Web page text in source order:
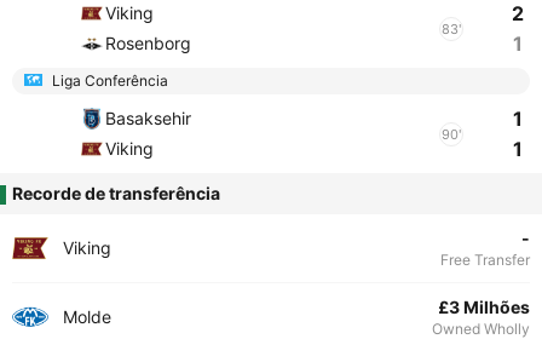
Viking
Rosenborg
83'
2
1
Liga Conferência
Basaksehir
Viking
90'
1
1
Recorde de transferência
Viking -
Free Transfer
Molde £3 Milhões
Owned Wholly